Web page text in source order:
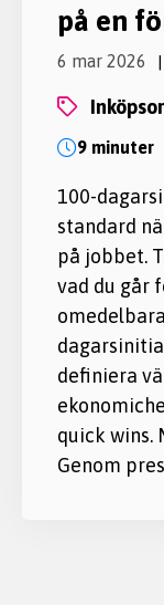
på en
6 mar 2026 |
9 minuter
100-
standard
på jobbet.
vad du går
definiera
quick wins.
Genom